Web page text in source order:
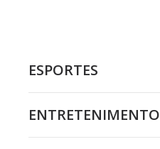
ESPORTES
ENTRETENIMENTO